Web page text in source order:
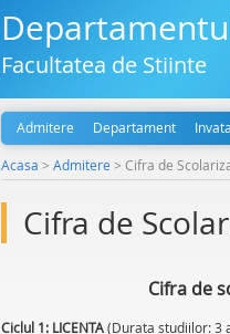
Facultatea de Stiinte
Admitere Departament
Acasa > Admitere > Cifra de
Cifra de
Cifra de
Ciclul 1: LICENTA(Durata studiilor: 3